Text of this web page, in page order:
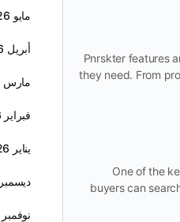
Pnrskter features
they need. From
One of the
buyers can
مايو 2026
أبريل 2026
مارس 2026
فبراير 2026
يناير 2026
ديسمبر 2025
نوفمبر 2025